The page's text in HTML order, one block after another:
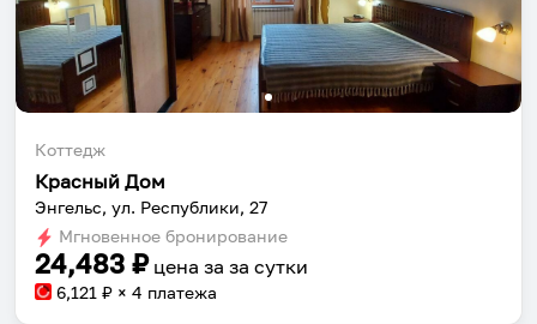
Коттедж
Красный Дом
Энгельс, ул. Республики, 27
Мгновенное бронирование
24,483 ₽ цена за за сутки
6,121 ₽ × 4 платежа